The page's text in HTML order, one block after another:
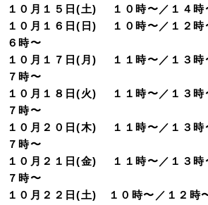
１０月１５日(土) １０時〜／１４時
１０月１６日(日) １０時〜／１２時
６時〜
１０月１７日(月) １１時〜／１３時
７時〜
１０月１８日(火) １１時〜／１３時
７時〜
１０月２０日(木) １１時〜／１３時
７時〜
１０月２１日(金) １１時〜／１３時
７時〜
１０月２２日(土) １０時〜／１２時